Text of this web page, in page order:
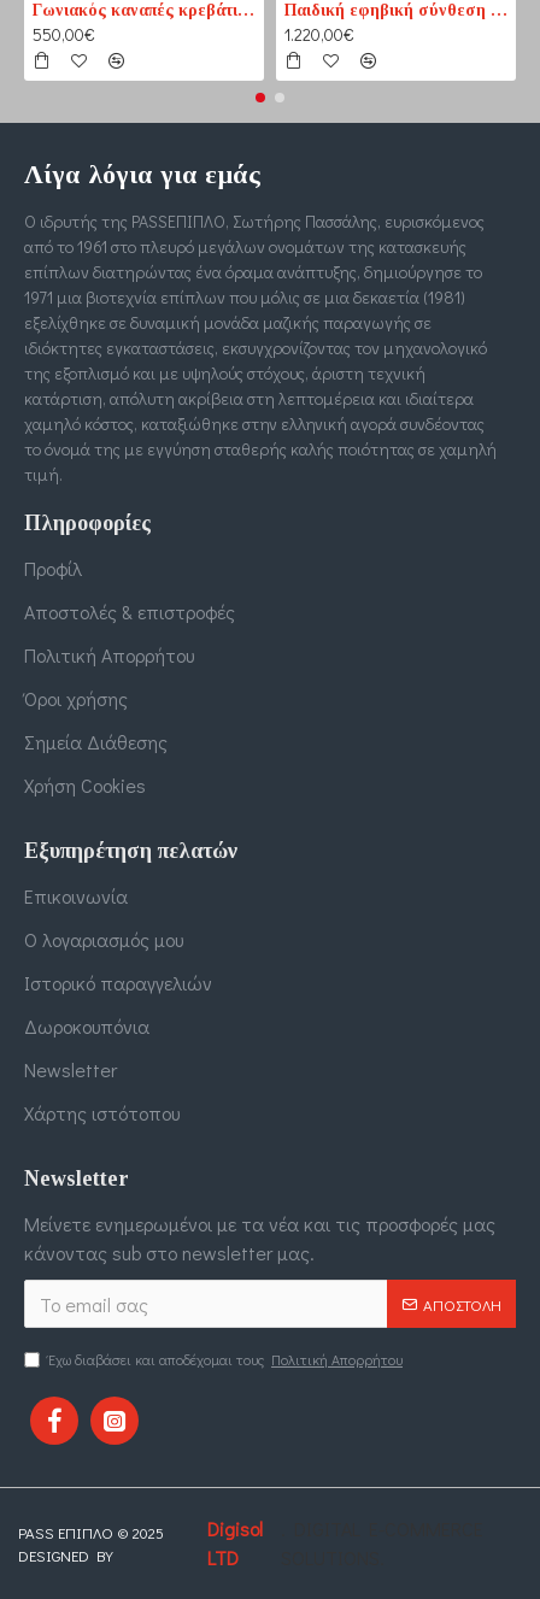
Γωνιακός καναπές κρεβάτι No1 καφέ-εκρού (PASS1) 210 cm x 165 cm
550,00€
Παιδική εφηβική σύνθεση βιβλιοθηκών για δύο παιδιά
1.220,00€
Λίγα λόγια για εμάς
Ο ιδρυτής της PASSΕΠΙΠΛΟ, Σωτήρης Πασσάλης, ευρισκόμενος
από το 1961 στο πλευρό μεγάλων ονομάτων της κατασκευής
επίπλων διατηρώντας ένα όραμα ανάπτυξης, δημιούργησε το
1971 μια βιοτεχνία επίπλων που μόλις σε μια δεκαετία (1981)
εξελίχθηκε σε δυναμική μονάδα μαζικής παραγωγής σε
ιδιόκτητες εγκαταστάσεις, εκσυγχρονίζοντας τον μηχανολογικό
της εξοπλισμό και με υψηλούς στόχους, άριστη τεχνική
κατάρτιση, απόλυτη ακρίβεια στη λεπτομέρεια και ιδιαίτερα
χαμηλό κόστος, καταξιώθηκε στην ελληνική αγορά συνδέοντας
το όνομά της με εγγύηση σταθερής καλής ποιότητας σε χαμηλή
τιμή.
Πληροφορίες
Προφίλ
Αποστολές & επιστροφές
Πολιτική Απορρήτου
Όροι χρήσης
Σημεία Διάθεσης
Χρήση Cookies
Εξυπηρέτηση πελατών
Επικοινωνία
Ο λογαριασμός μου
Ιστορικό παραγγελιών
Δωροκουπόνια
Newsletter
Χάρτης ιστότοπου
Newsletter
Μείνετε ενημερωμένοι με τα νέα και τις προσφορές μας
κάνοντας sub στο newsletter μας.
ΑΠΟΣΤΟΛΉ
Έχω διαβάσει και αποδέχομαι τους Πολιτική Απορρήτου
PASS ΕΠΙΠΛΟ © 2025
DESIGNED BY
Digisol
LTD